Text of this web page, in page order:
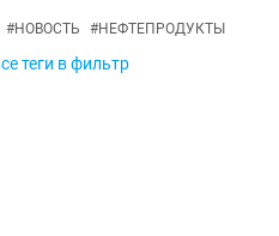
#НОВОСТЬ #НЕФТЕПРОДУКТЫ
теги в фильтр